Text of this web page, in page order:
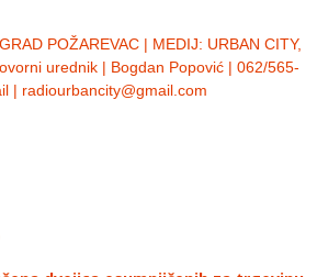
POŽAREVAC | MEDIJ: URBAN CITY,
urednik | Bogdan Popović | 062/565-
| radiourbancity@gmail.com